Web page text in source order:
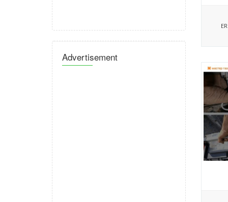
Advertisement